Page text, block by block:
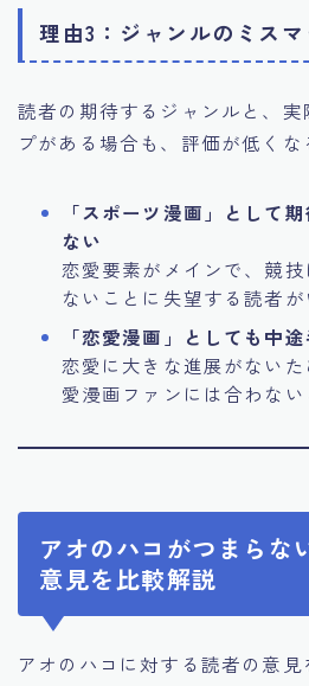
理由3：ジャンルのミスマ
読者の期待するジャンルと、実
プがある場合も、評価が低くな
「スポーツ漫画」として
ない
恋愛要素がメインで、競
ないことに失望する読者が
「恋愛漫画」としても中
恋愛に大きな進展がない
愛漫画ファンには合わない
アオのハコがつまらな
意見を比較解説
アオのハコに対する読者の意見